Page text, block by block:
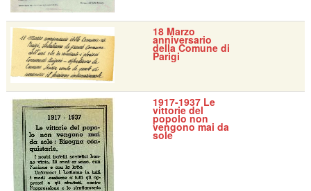
18 Marzo
anniversario
della Comune di
Parigi
1917-1937 Le
vittorie del
popolo non
vengono mai da
sole